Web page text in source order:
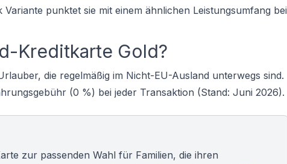
punktet sie mit einem ähnlichen Leistungsumfang bei
Kreditkarte Gold?
die regelmäßig im Nicht-EU-Ausland unterwegs sind.
(0 %) bei jeder Transaktion (Stand: Juni 2026).
zur passenden Wahl für Familien, die ihren